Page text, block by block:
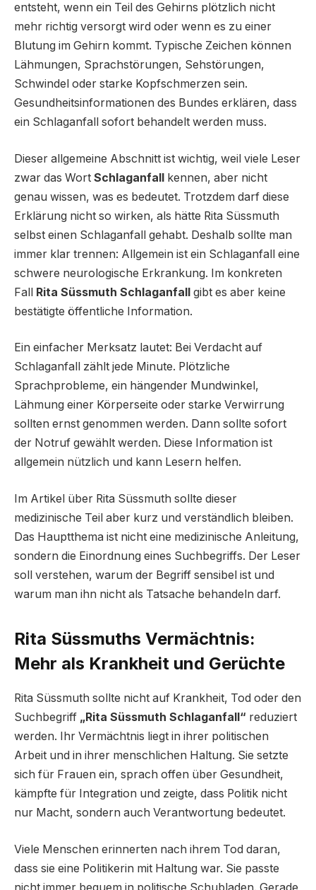
entsteht, wenn ein Teil des Gehirns plötzlich nicht
mehr richtig versorgt wird oder wenn es zu einer
Blutung im Gehirn kommt. Typische Zeichen können
Lähmungen, Sprachstörungen, Sehstörungen,
Schwindel oder starke Kopfschmerzen sein.
Gesundheitsinformationen des Bundes erklären, dass
ein Schlaganfall sofort behandelt werden muss.
Dieser allgemeine Abschnitt ist wichtig, weil viele Leser
zwar das Wort Schlaganfall kennen, aber nicht
genau wissen, was es bedeutet. Trotzdem darf diese
Erklärung nicht so wirken, als hätte Rita Süssmuth
selbst einen Schlaganfall gehabt. Deshalb sollte man
immer klar trennen: Allgemein ist ein Schlaganfall eine
schwere neurologische Erkrankung. Im konkreten
Fall Rita Süssmuth Schlaganfall gibt es aber keine
bestätigte öffentliche Information.
Ein einfacher Merksatz lautet: Bei Verdacht auf
Schlaganfall zählt jede Minute. Plötzliche
Sprachprobleme, ein hängender Mundwinkel,
Lähmung einer Körperseite oder starke Verwirrung
sollten ernst genommen werden. Dann sollte sofort
der Notruf gewählt werden. Diese Information ist
allgemein nützlich und kann Lesern helfen.
Im Artikel über Rita Süssmuth sollte dieser
medizinische Teil aber kurz und verständlich bleiben.
Das Hauptthema ist nicht eine medizinische Anleitung,
sondern die Einordnung eines Suchbegriffs. Der Leser
soll verstehen, warum der Begriff sensibel ist und
warum man ihn nicht als Tatsache behandeln darf.
Rita Süssmuths Vermächtnis:
Mehr als Krankheit und Gerüchte
Rita Süssmuth sollte nicht auf Krankheit, Tod oder den
Suchbegriff „Rita Süssmuth Schlaganfall“ reduziert
werden. Ihr Vermächtnis liegt in ihrer politischen
Arbeit und in ihrer menschlichen Haltung. Sie setzte
sich für Frauen ein, sprach offen über Gesundheit,
kämpfte für Integration und zeigte, dass Politik nicht
nur Macht, sondern auch Verantwortung bedeutet.
Viele Menschen erinnerten nach ihrem Tod daran,
dass sie eine Politikerin mit Haltung war. Sie passte
nicht immer bequem in politische Schubladen. Gerade